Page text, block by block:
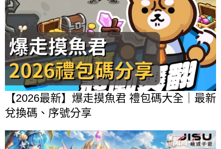
【2026最新】爆走摸魚君 禮包碼大全｜最新
兌換碼、序號分享